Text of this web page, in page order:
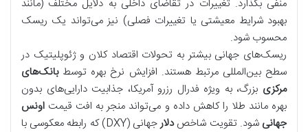
منفی بگذارد. تغییرات در تقاضای داخلی به دلایل مختلف (مانند
بهبود شرایط معیشتی یا تغییرات فصلی) نیز می‌تواند یک ریسک
محسوب شود.
ریسک‌های جهانی بیشتر به تحولات اقتصاد کلان و ژئوپلیتیک در
سطح بین‌المللی مرتبط هستند. افزایش نرخ بهره توسط بانک‌های
مرکزی بزرگ، به ویژه فدرال رزرو آمریکا، جذابیت دارایی‌های بدون
بهره مانند طلا را کاهش داده و می‌تواند منجر به افت قیمت اونس
جهانی شود. تقویت شاخصدلار
جهانی (DXY) که رابطه معکوسی با